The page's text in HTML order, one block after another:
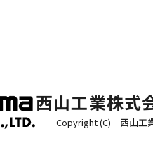
西山工業株式
Copyright (C) 西山工